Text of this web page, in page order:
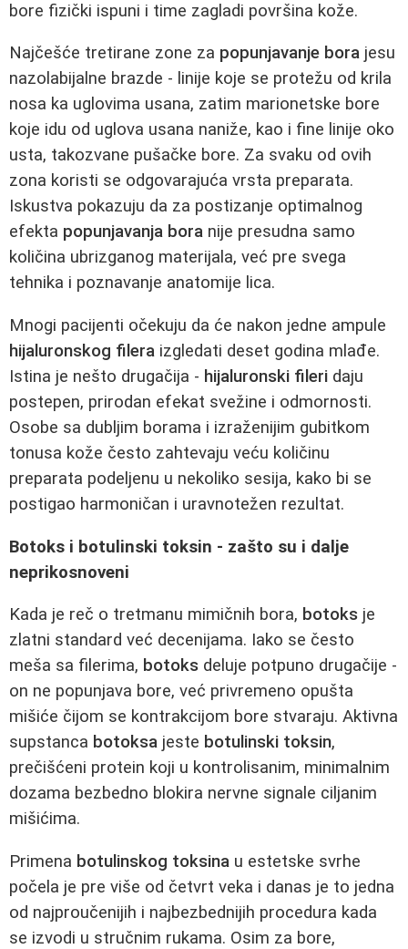
bore fizički ispuni i time zagladi površina kože.
Najčešće tretirane zone za popunjavanje bora jesu
nazolabijalne brazde - linije koje se protežu od krila
nosa ka uglovima usana, zatim marionetske bore
koje idu od uglova usana naniže, kao i fine linije oko
usta, takozvane pušačke bore. Za svaku od ovih
zona koristi se odgovarajuća vrsta preparata.
Iskustva pokazuju da za postizanje optimalnog
efekta popunjavanja bora nije presudna samo
količina ubrizganog materijala, već pre svega
tehnika i poznavanje anatomije lica.
Mnogi pacijenti očekuju da će nakon jedne ampule
hijaluronskog filera izgledati deset godina mlađe.
Istina je nešto drugačija - hijaluronski fileri daju
postepen, prirodan efekat svežine i odmornosti.
Osobe sa dubljim borama i izraženijim gubitkom
tonusa kože često zahtevaju veću količinu
preparata podeljenu u nekoliko sesija, kako bi se
postigao harmoničan i uravnotežen rezultat.
Botoks i botulinski toksin - zašto su i dalje
neprikosnoveni
Kada je reč o tretmanu mimičnih bora, botoks je
zlatni standard već decenijama. Iako se često
meša sa filerima, botoks deluje potpuno drugačije -
on ne popunjava bore, već privremeno opušta
mišiće čijom se kontrakcijom bore stvaraju. Aktivna
supstanca botoksa jeste botulinski toksin,
prečišćeni protein koji u kontrolisanim, minimalnim
dozama bezbedno blokira nervne signale ciljanim
mišićima.
Primena botulinskog toksina u estetske svrhe
počela je pre više od četvrt veka i danas je to jedna
od najproučenijih i najbezbednijih procedura kada
se izvodi u stručnim rukama. Osim za bore,